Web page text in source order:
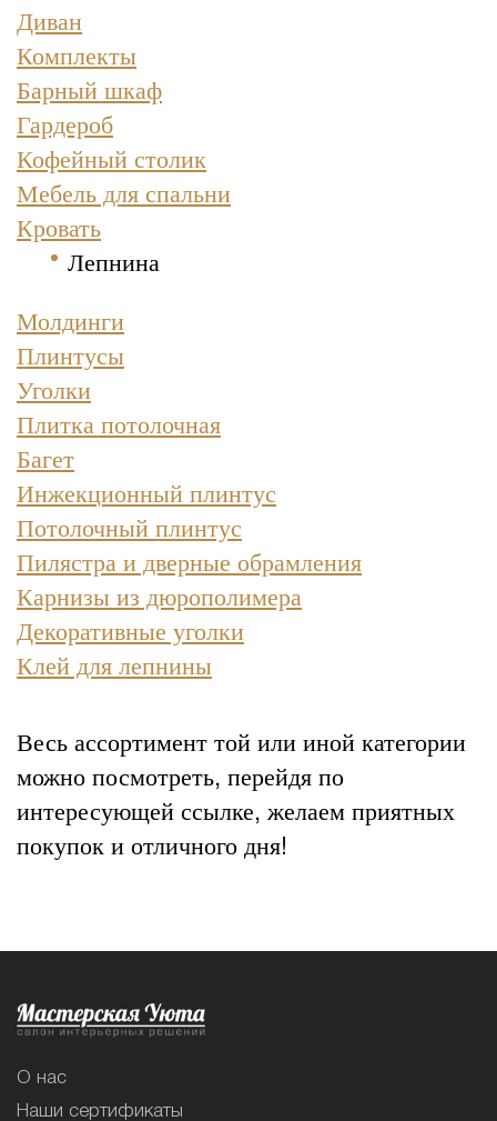
Диван
Комплекты
Барный шкаф
Гардероб
Кофейный столик
Мебель для спальни
Кровать
Лепнина
Молдинги
Плинтусы
Уголки
Плитка потолочная
Багет
Инжекционный плинтус
Потолочный плинтус
Пилястра и дверные обрамления
Карнизы из дюрополимера
Декоративные уголки
Клей для лепнины
Весь ассортимент той или иной категории
можно посмотреть, перейдя по
интересующей ссылке, желаем приятных
покупок и отличного дня!
О нас
Наши сертификаты